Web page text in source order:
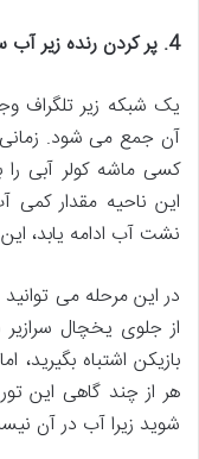
4. پر کردن رنده زیر آب سردکن
یک شبکه زیر تلگراف
آن جمع می شود.
کسی ماشه کولر آبی
این ناحیه مقدار کمی
نشت آب ادامه یابد،
در این مرحله می
از جلوی یخچال
بازیکن اشتباه
هر از چند گاهی این
شوید زیرا آب در آن